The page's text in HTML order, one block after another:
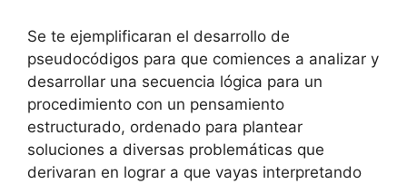
Se te ejemplificaran el desarrollo de
pseudocódigos para que comiences a analizar y
desarrollar una secuencia lógica para un
procedimiento con un pensamiento
estructurado, ordenado para plantear
soluciones a diversas problemáticas que
derivaran en lograr a que vayas interpretando